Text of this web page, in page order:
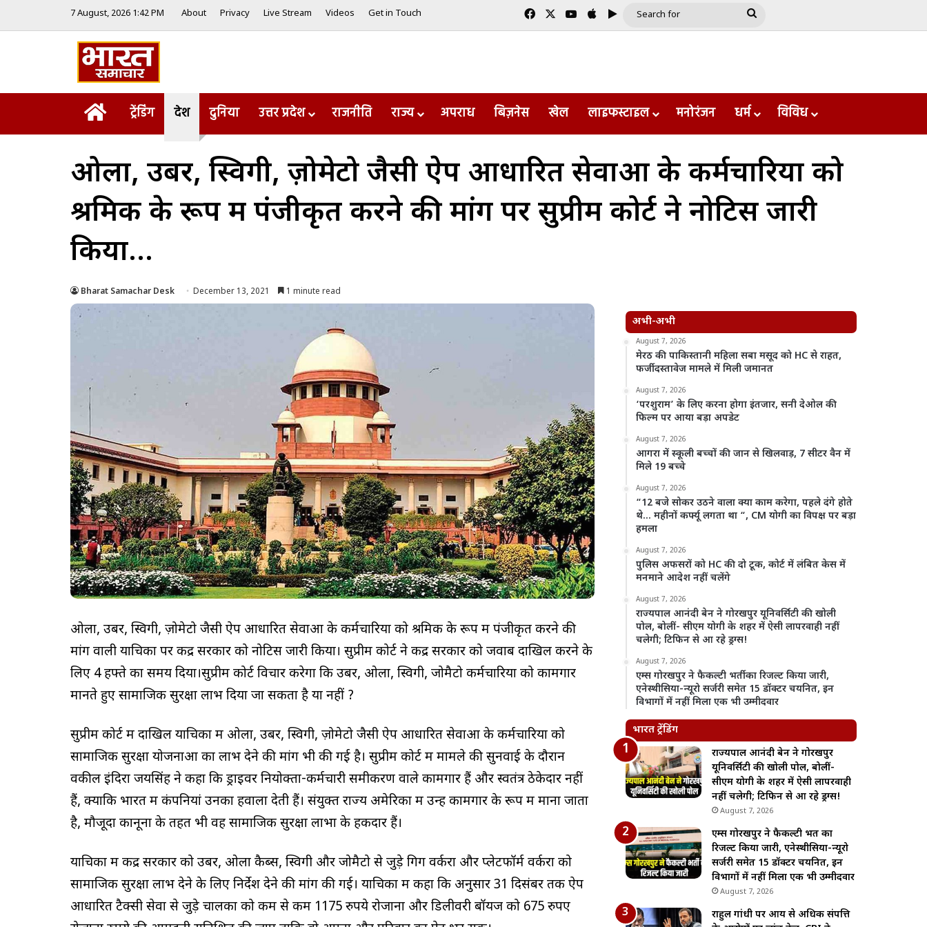
7 August, 2026 1:42 PM About Privacy Live Stream Videos Get in Touch FacebookYouTube
AppleGoogle Play
Search
Homeट्रेंडिंग देश दुनिया उत्तर प्रदेश राजनीति राज्य अपराध बिज़नेस खेल लाइफस्टाइल मनोरंजन धर्म विविध
ओला, उबर, स्विगी, ज़ोमेटो जैसी ऐप आधारित सेवाओं के कर्मचारियों को
श्रमिक के रूप में पंजीकृत करने की मांग पर सुप्रीम कोर्ट ने नोटिस जारी
किया…
Bharat Samachar Desk December 13, 2021 1 minute read
ओला, उबर, स्विगी, ज़ोमेटो जैसी ऐप आधारित सेवाओं के कर्मचारियों को श्रमिक के रूप में पंजीकृत करने की
मांग वाली याचिका पर केंद्र सरकार को नोटिस जारी किया। सुप्रीम कोर्ट ने केंद्र सरकार को जवाब दाखिल करने के
लिए 4 हफ्ते का समय दिया।सुप्रीम कोर्ट विचार करेगा कि उबर, ओला, स्विगी, जोमैटो कर्मचारियों को कामगार
मानते हुए सामाजिक सुरक्षा लाभ दिया जा सकता है या नहीं ?
सुप्रीम कोर्ट में दाखिल याचिका में ओला, उबर, स्विगी, ज़ोमेटो जैसी ऐप आधारित सेवाओं के कर्मचारियों को
सामाजिक सुरक्षा योजनाओं का लाभ देने की मांग भी की गई है। सुप्रीम कोर्ट में मामले की सुनवाई के दौरान
वकील इंदिरा जयसिंह ने कहा कि ड्राइवर नियोक्ता-कर्मचारी समीकरण वाले कामगार हैं और स्वतंत्र ठेकेदार नहीं
हैं, क्योंकि भारत में कंपनियां उनका हवाला देती हैं। संयुक्त राज्य अमेरिका में उन्हें कामगार के रूप में माना जाता
है, मौजूदा कानूनों के तहत भी वह सामाजिक सुरक्षा लाभों के हकदार हैं।
याचिका में केंद्र सरकार को उबर, ओला कैब्स, स्विगी और जोमैटो से जुड़े गिग वर्करों और प्लेटफॉर्म वर्करों को
सामाजिक सुरक्षा लाभ देने के लिए निर्देश देने की मांग की गई। याचिका में कहा कि अनुसार 31 दिसंबर तक ऐप
आधारित टैक्सी सेवा से जुड़े चालकों को कम से कम 1175 रुपये रोजाना और डिलीवरी बॉयज को 675 रुपए
अभी-अभी
August 7, 2026
मेरठ की पाकिस्तानी महिला सबा मसूद को HC से राहत,
फर्जी दस्तावेज मामले में मिली जमानत
August 7, 2026
‘परशुराम’ के लिए करना होगा इंतजार, सनी देओल की
फिल्म पर आया बड़ा अपडेट
August 7, 2026
आगरा में स्कूली बच्चों की जान से खिलवाड़, 7 सीटर वैन में
मिले 19 बच्चे
August 7, 2026
“12 बजे सोकर उठने वाला क्या काम करेगा, पहले दंगे होते
थे… महीनों कर्फ्यू लगता था “, CM योगी का विपक्ष पर बड़ा
हमला
August 7, 2026
पुलिस अफसरों को HC की दो टूक, कोर्ट में लंबित केस में
मनमाने आदेश नहीं चलेंगे
August 7, 2026
राज्यपाल आनंदी बेन ने गोरखपुर यूनिवर्सिटी की खोली
पोल, बोलीं- सीएम योगी के शहर में ऐसी लापरवाही नहीं
चलेगी; टिफिन से आ रहे ड्रग्स!
August 7, 2026
एम्स गोरखपुर ने फैकल्टी भर्ती का रिजल्ट किया जारी,
एनेस्थीसिया-न्यूरो सर्जरी समेत 15 डॉक्टर चयनित, इन
विभागों में नहीं मिला एक भी उम्मीदवार
भारत ट्रेंडिंग
राज्यपाल आनंदी बेन ने गोरखपुर
यूनिवर्सिटी की खोली पोल, बोलीं-
सीएम योगी के शहर में ऐसी लापरवाही
नहीं चलेगी; टिफिन से आ रहे ड्रग्स!
August 7, 2026
एम्स गोरखपुर ने फैकल्टी भर्ती का
रिजल्ट किया जारी, एनेस्थीसिया-न्यूरो
सर्जरी समेत 15 डॉक्टर चयनित, इन
विभागों में नहीं मिला एक भी उम्मीदवार
August 7, 2026
राहुल गांधी पर आय से अधिक संपत्ति